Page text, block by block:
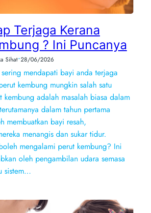
Terjaga Kerana
? Ini Puncanya
Sihat•28/06/2026
mendapati bayi anda terjaga
kembung mungkin salah satu
kembung adalah masalah biasa dalam
dalam tahun pertama
membuatkan bayi resah,
menangis dan sukar tidur.
mengalami perut kembung? Ini
oleh pengambilan udara semasa
sistem…